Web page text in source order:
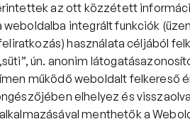
az ott közzétett
integrált funkciók
használata céljából
működő weboldalt felkereső
elhelyez és
menthetők a